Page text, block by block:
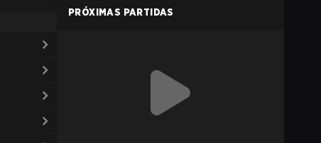
PRÓXIMAS PARTIDAS